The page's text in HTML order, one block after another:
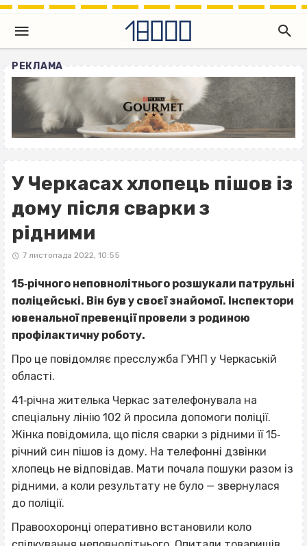
РЕКЛАМА
У Черкасах хлопець пішов із
дому після сварки з
рідними
7 листопада 2022, 10:55
15‐річного неповнолітнього розшукали патрульні
поліцейські. Він був у своєї знайомої. Інспектори
ювенальної превенції провели з родиною
профілактичну роботу.
Про це повідомляє пресслужба ГУНП у Черкаській
області.
41‐річна жителька Черкас зателефонувала на
спеціальну лінію 102 й просила допомоги поліції.
Жінка повідомила, що після сварки з рідними її 15‐
річний син пішов із дому. На телефонні дзвінки
хлопець не відповідав. Мати почала пошуки разом із
рідними, а коли результату не було — звернулася
до поліції.
Правоохоронці оперативно встановили коло